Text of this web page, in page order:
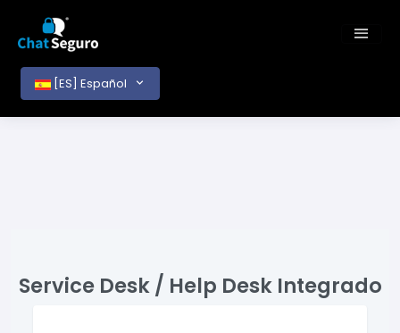
[ES] Español
Service Desk / Help Desk Integrado